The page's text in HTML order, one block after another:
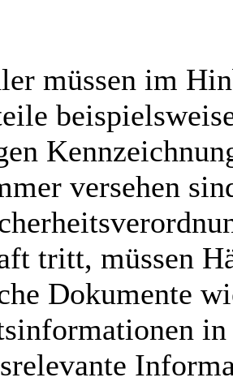
müssen im
versehen
tritt, müssen
Dokumente